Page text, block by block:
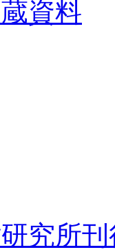
資料
究所